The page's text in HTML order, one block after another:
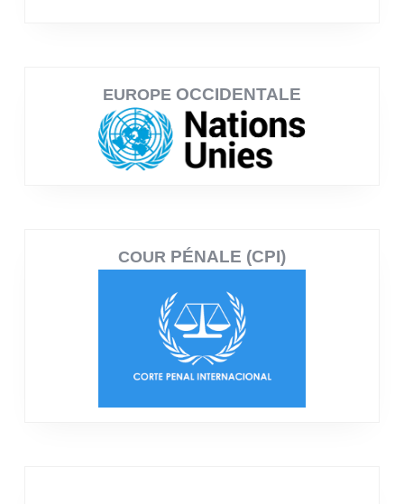
EUROPE OCCIDENTALE
COUR PÉNALE (CPI)